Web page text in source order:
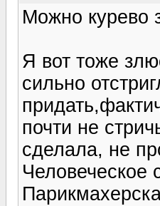
Можно курево
Я вот тоже
сильно
почти не
сделала, не
Человеческое